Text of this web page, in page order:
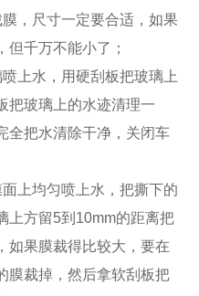
，尺寸一定要合适，如果
千万不能小了；
上水，用硬刮板把玻璃上
把玻璃上的水迹清理一
全把水清除干净，关闭车
上均匀喷上水，把撕下的
上方留5到10mm的距离把
如果膜裁得比较大，要在
膜裁掉，然后拿软刮板把